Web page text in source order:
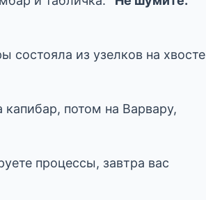
состояла из узелков на хвосте
потом на Варвару,
процессы, завтра вас